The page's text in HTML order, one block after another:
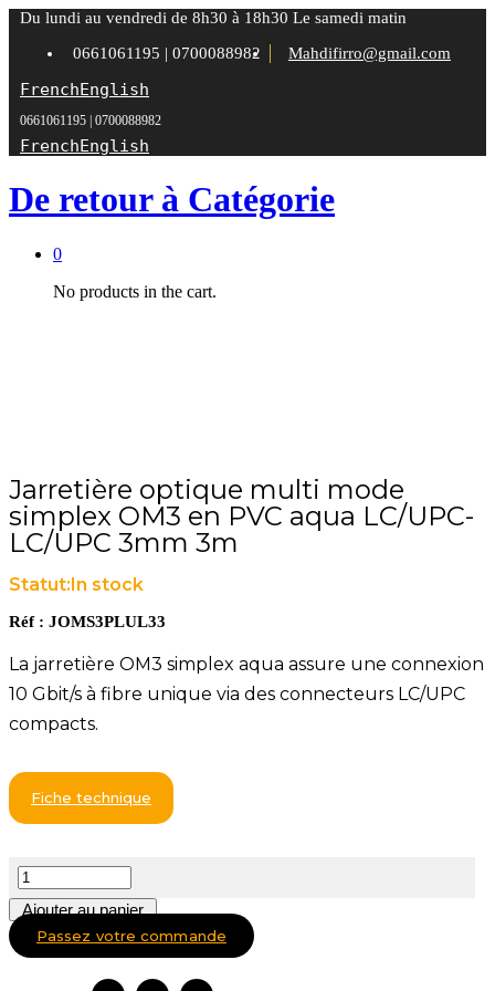
Du lundi au vendredi de 8h30 à 18h30 Le samedi matin
0661061195 | 0700088982
Mahdifirro@gmail.com
FrenchEnglish
0661061195 | 0700088982
FrenchEnglish
De retour à Catégorie
0
No products in the cart.
Jarretière optique multi mode
simplex OM3 en PVC aqua LC/UPC-
LC/UPC 3mm 3m
Statut:In stock
Réf : JOMS3PLUL33
La jarretière OM3 simplex aqua assure une connexion
10 Gbit/s à fibre unique via des connecteurs LC/UPC
compacts.
Fiche technique
Ajouter au panier
Passez votre commande